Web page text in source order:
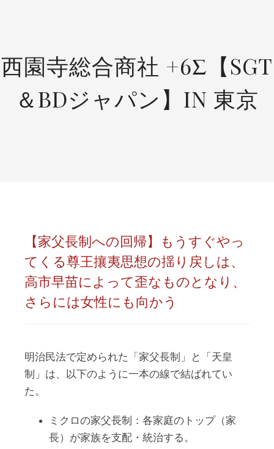
西園寺総合商社 +6Σ【SGT
＆BDジャパン】IN 東京
【家父長制への回帰】もうすぐやっ
てくる尊王攘夷思想の揺り戻しは、
高市早苗によって歪なものとなり、
さらには女性にも向かう
明治民法で定められた「家父長制」と「天皇
制」は、以下のように一本の線で結ばれてい
た。
ミクロの家父長制：各家庭のトップ（家
長）が家族を支配・統治する。